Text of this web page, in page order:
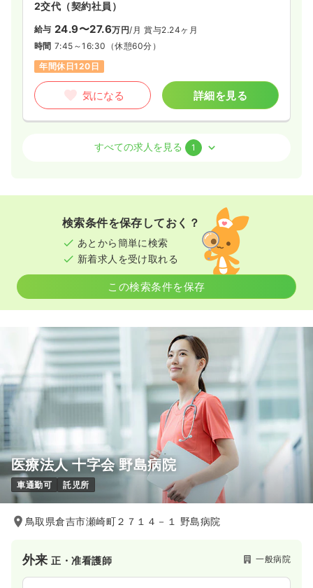
2交代（契約社員）
給与 24.9〜27.6万円/月 賞与2.24ヶ月
時間 7:45～16:30 （休憩60分）
年間休日120日
気になる 詳細を見る
7:45～16:30（休憩60分）
年間休日120日
気になる 詳細を見る
すべての求人を見る 1
検索条件を保存しておく？
あとから簡単に検索
新着求人を受け取れる
この検索条件を保存
医療法人 十字会 野島病院
車通勤可 託児所
鳥取県倉吉市瀬崎町２７１４－１ 野島病院
外来正・准看護師 一般病院